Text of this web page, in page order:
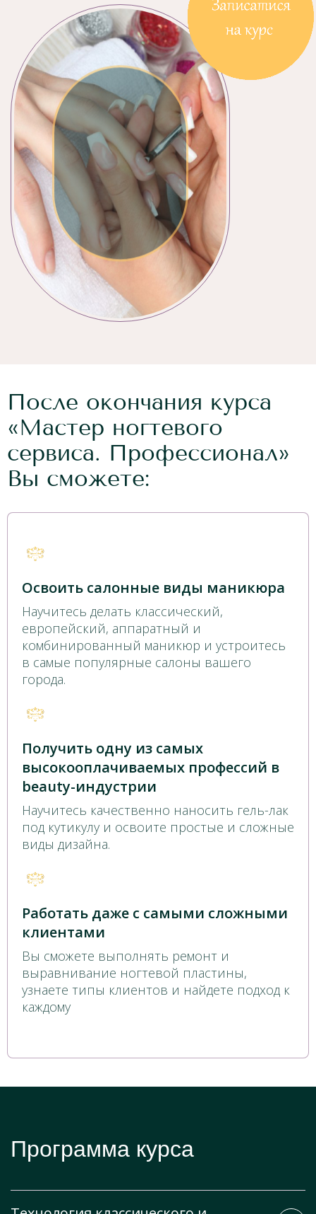
После окончания курса
«Мастер ногтевого
сервиса. Профессионал»
Вы сможете:
Освоить салонные виды маникюра
Научитесь делать классический,
европейский, аппаратный и
комбинированный маникюр и устроитесь
в самые популярные салоны вашего
города.
Получить одну из самых
высокооплачиваемых профессий в
beauty-индустрии
Научитесь качественно наносить гель-лак
под кутикулу и освоите простые и сложные
виды дизайна.
Работать даже с самыми сложными
клиентами
Вы сможете выполнять ремонт и
выравнивание ногтевой пластины,
узнаете типы клиентов и найдете подход к
каждому
Программа курса